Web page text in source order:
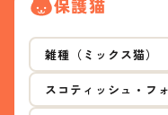
保護猫
雑種（ミックス猫）
スコティッシュ・フ